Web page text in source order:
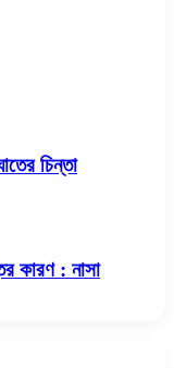
চিন্তা
কারণ : নাসা